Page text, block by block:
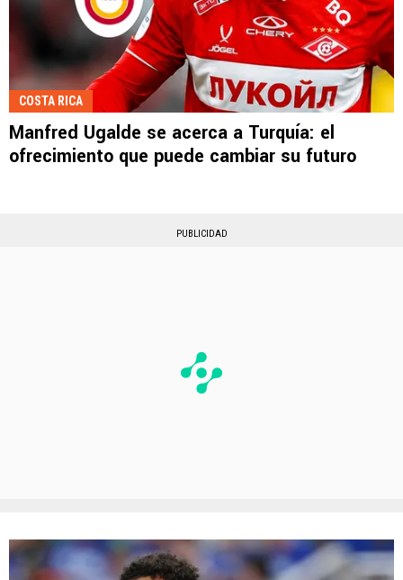
COSTA RICA
Manfred Ugalde se acerca a Turquía: el
ofrecimiento que puede cambiar su futuro
PUBLICIDAD